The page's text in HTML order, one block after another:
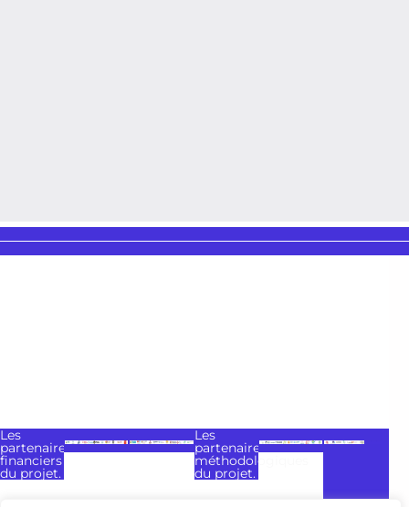
Les
partenaires
financiers
du projet.
Les
partenaires
méthodologiques
du projet.